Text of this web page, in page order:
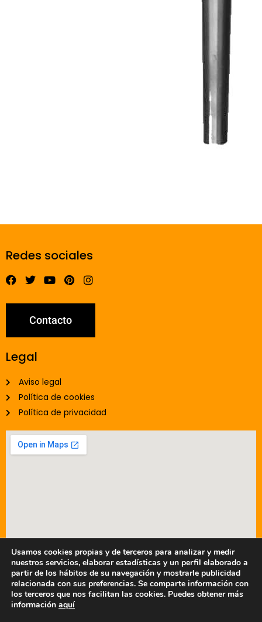
Redes sociales
Contacto
Legal
Aviso legal
Política de cookies
Política de privacidad
© 2025 - Prefabricados Metálicos TAFER, S.A.
Usamos cookies propias y de terceros para analizar y medir
nuestros servicios, elaborar estadísticas y un perfil elaborado a
partir de los hábitos de su navegación y mostrarle publicidad
relacionada con sus preferencias. Se comparte información con
los terceros que nos facilitan las cookies. Puedes obtener más
información aquí